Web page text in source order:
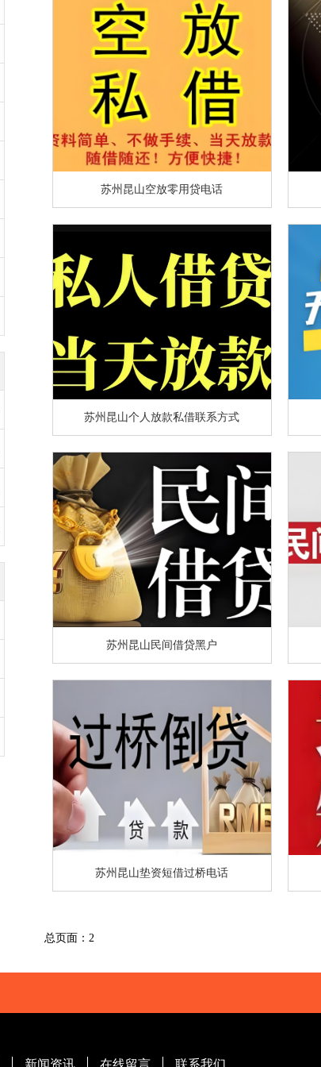
苏州昆山空放零用贷电话
苏州昆山个人放款私借联系方式
苏州昆山民间借贷黑户
苏州昆山垫资短借过桥电话
总页面：2
新闻资讯 在线留言 联系我们